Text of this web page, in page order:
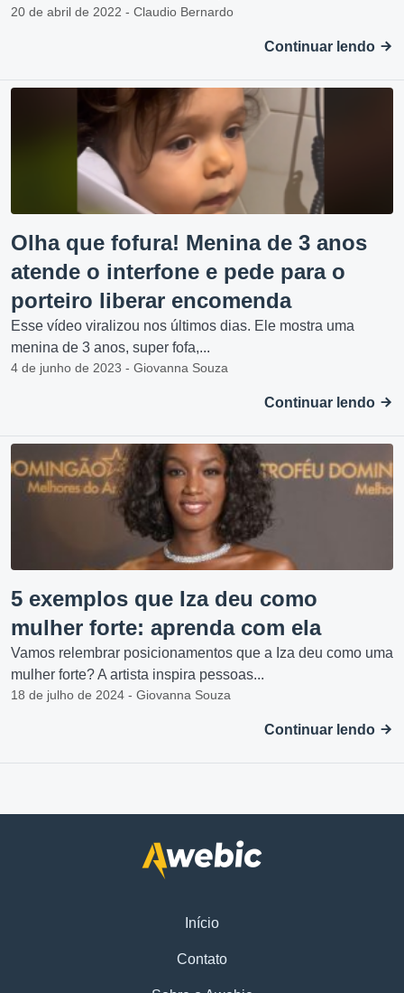
20 de abril de 2022 - Claudio Bernardo
Continuar lendo
Olha que fofura! Menina de 3 anos
atende o interfone e pede para o
porteiro liberar encomenda
Esse vídeo viralizou nos últimos dias. Ele mostra uma
menina de 3 anos, super fofa,...
4 de junho de 2023 - Giovanna Souza
Continuar lendo
5 exemplos que Iza deu como
mulher forte: aprenda com ela
Vamos relembrar posicionamentos que a Iza deu como uma
mulher forte? A artista inspira pessoas...
18 de julho de 2024 - Giovanna Souza
Continuar lendo
Início
Contato